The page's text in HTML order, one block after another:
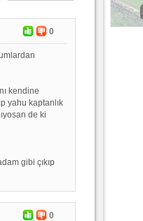
0
kendine
yahu kaptanlık
de ki
gibi çıkıp
0